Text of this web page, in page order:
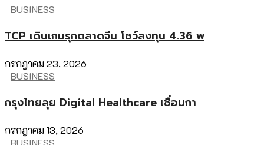
BUSINESS
TCP เดินเกมรุกตลาดจีน โชว์ลงทุน 4.36 พ
กรกฎาคม 23, 2026
BUSINESS
กรุงไทยลุย Digital Healthcare เชื่อมกา
กรกฎาคม 13, 2026
BUSINESS